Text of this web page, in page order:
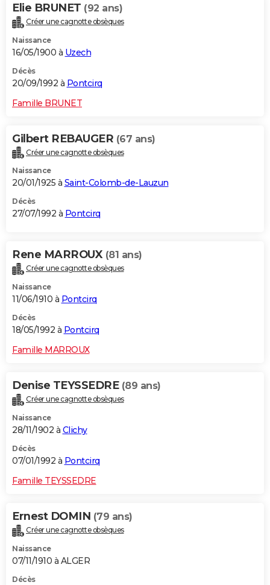
Elie BRUNET (92 ans)
Créer une cagnotte obsèques
Naissance
16/05/1900 à Uzech
Décès
20/09/1992 à Pontcirq
Famille BRUNET
Gilbert REBAUGER (67 ans)
Créer une cagnotte obsèques
Naissance
20/01/1925 à Saint-Colomb-de-Lauzun
Décès
27/07/1992 à Pontcirq
Rene MARROUX (81 ans)
Créer une cagnotte obsèques
Naissance
11/06/1910 à Pontcirq
Décès
18/05/1992 à Pontcirq
Famille MARROUX
Denise TEYSSEDRE (89 ans)
Créer une cagnotte obsèques
Naissance
28/11/1902 à Clichy
Décès
07/01/1992 à Pontcirq
Famille TEYSSEDRE
Ernest DOMIN (79 ans)
Créer une cagnotte obsèques
Naissance
07/11/1910 à ALGER
Décès